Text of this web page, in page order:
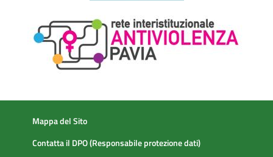
Mappa del Sito
Contatta il DPO (Responsabile protezione dati)